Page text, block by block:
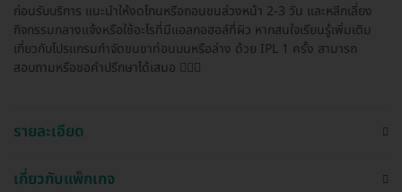
ก่อนรับบริการ แนะนำให้งดโกนหรือถอนขนล่วงหน้า 2-3 วัน และหลีกเลี่ยง
กิจกรรมกลางแจ้งหรือใช้อะไรที่มีแอลกอฮอล์ที่ผิว หากสนใจเรียนรู้เพิ่มเติม
เกี่ยวกับโปรแกรมกำจัดขนขาท่อนบนหรือล่าง ด้วย IPL 1 ครั้ง สามารถ
สอบถามหรือขอคำปรึกษาได้เสมอ 👩🏻‍⚕️
รายละเอียด
เกี่ยวกับแพ็กเกจ